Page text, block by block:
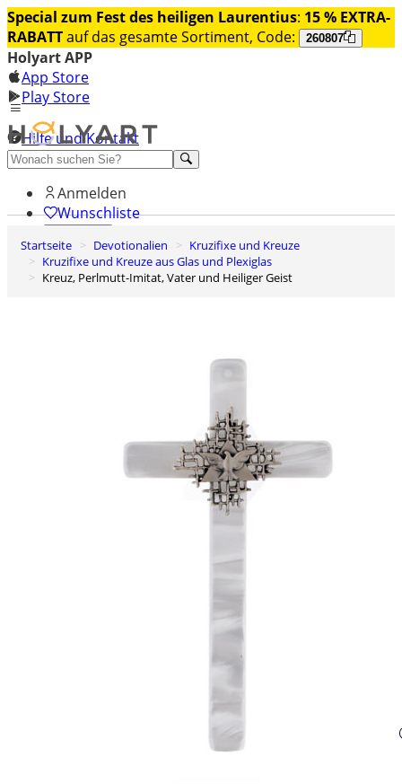
Special zum Fest des heiligen Laurentius: 15 % EXTRA-
RABATTauf das gesamte Sortiment, Code: 260807
Holyart APP
App Store
Play Store
Hilfe und Kontakt
Entdecken Sie Premium
Anmelden
Wunschliste
0
Warenkorb
Startseite Devotionalien
Kruzifixe und Kreuze
Kruzifixe und Kreuze aus Glas und Plexiglas
Kreuz, Perlmutt-Imitat, Vater und Heiliger Geist